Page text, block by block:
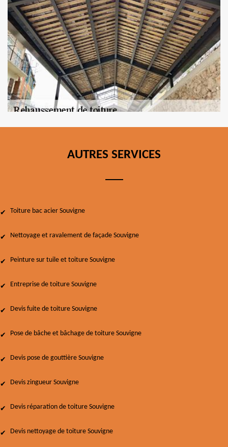
AUTRES SERVICES
Toiture bac acier Souvigne
Nettoyage et ravalement de façade Souvigne
Peinture sur tuile et toiture Souvigne
Entreprise de toiture Souvigne
Devis fuite de toiture Souvigne
Pose de bâche et bâchage de toiture Souvigne
Devis pose de gouttière Souvigne
Devis zingueur Souvigne
Devis réparation de toiture Souvigne
Devis nettoyage de toiture Souvigne